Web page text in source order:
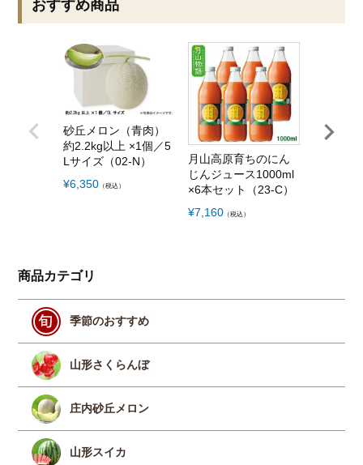
おすすめ商品
砂丘メロン（青肉）
約2.2kg以上 ×1個／5
Lサイズ（02-N）
¥6,350 （税込）
月山高原育ちのにん
じんジュース1000ml
×6本セット（23-C）
¥7,160 （税込）
旬の野
商品カテゴリ
季節のおすすめ
山形さくらんぼ
庄内砂丘メロン
山形スイカ